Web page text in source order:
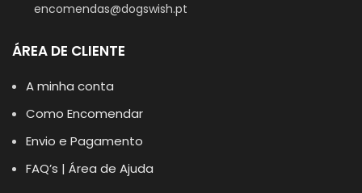
encomendas@dogswish.pt
ÁREA DE CLIENTE
A minha conta
Como Encomendar
Envio e Pagamento
FAQ’s | Área de Ajuda